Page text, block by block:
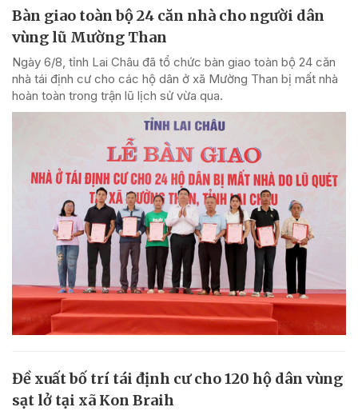
Bàn giao toàn bộ 24 căn nhà cho người dân
vùng lũ Mường Than
Ngày 6/8, tỉnh Lai Châu đã tổ chức bàn giao toàn bộ 24 căn
nhà tái định cư cho các hộ dân ở xã Mường Than bị mất nhà
hoàn toàn trong trận lũ lịch sử vừa qua.
Đề xuất bố trí tái định cư cho 120 hộ dân vùng
sạt lở tại xã Kon Braih